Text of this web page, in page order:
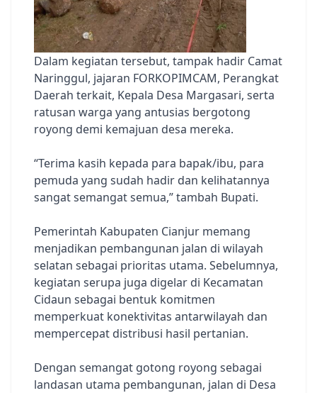
Dalam kegiatan tersebut, tampak hadir Camat
Naringgul, jajaran FORKOPIMCAM, Perangkat
Daerah terkait, Kepala Desa Margasari, serta
ratusan warga yang antusias bergotong
royong demi kemajuan desa mereka.
“Terima kasih kepada para bapak/ibu, para
pemuda yang sudah hadir dan kelihatannya
sangat semangat semua,” tambah Bupati.
Pemerintah Kabupaten Cianjur memang
menjadikan pembangunan jalan di wilayah
selatan sebagai prioritas utama. Sebelumnya,
kegiatan serupa juga digelar di Kecamatan
Cidaun sebagai bentuk komitmen
memperkuat konektivitas antarwilayah dan
mempercepat distribusi hasil pertanian.
Dengan semangat gotong royong sebagai
landasan utama pembangunan, jalan di Desa